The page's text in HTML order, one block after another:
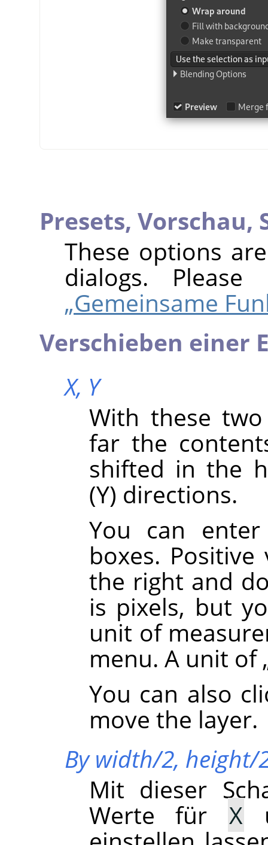
Presets, Vorschau,
These options
dialogs.
„Gemeinsame
Verschieben einer
X, Y
With these
far the
shifted in the
(Y) directions.
You can
boxes.
the right and
is pixels, but
unit of
menu. A unit of
You can also
move the layer.
By width/2, height/
Mit dieser
Werte für X